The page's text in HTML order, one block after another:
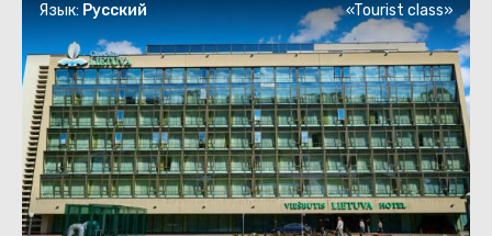
Язык:Русский «Tourist class»